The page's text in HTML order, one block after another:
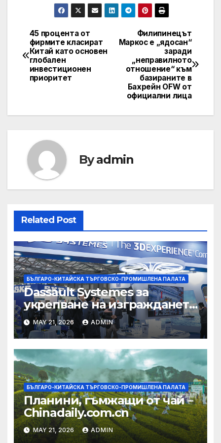
Post
navigation
Филипинецът
Маркос е „ядосан“
заради
„неправилното
отношение“ към
базираните в
Бахрейн OFW от
официални лица
45 процента от
фирмите класират
Китай като основен
глобален
инвестиционен
приоритет
Byadmin
Related Post
БЪЛГАРО-КИТАЙСКА ТЪРГОВСКО-ПРОМИШЛЕНА ПАЛАТА
Dassault Systemes за
укрепване на изграждането
на AI екосистема в Китай
MAY 21, 2026 ADMIN
БЪЛГАРО-КИТАЙСКА ТЪРГОВСКО-ПРОМИШЛЕНА ПАЛАТА
Планини, гъмжащи от чай –
Chinadaily.com.cn
MAY 21, 2026 ADMIN